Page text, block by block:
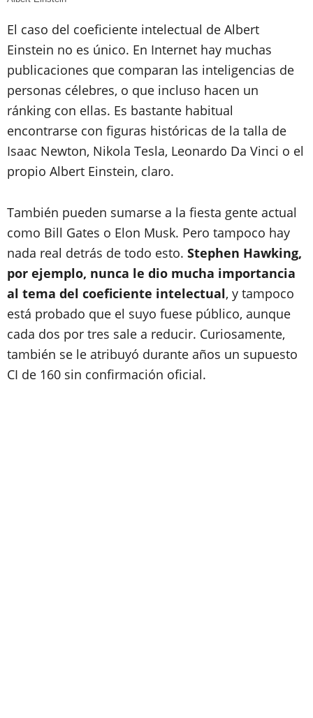
El caso del coeficiente intelectual de Albert
Einstein no es único. En Internet hay muchas
publicaciones que comparan las inteligencias de
personas célebres, o que incluso hacen un
ránking con ellas. Es bastante habitual
encontrarse con figuras históricas de la talla de
Isaac Newton, Nikola Tesla, Leonardo Da Vinci o el
propio Albert Einstein, claro.
También pueden sumarse a la fiesta gente actual
como Bill Gates o Elon Musk. Pero tampoco hay
nada real detrás de todo esto. Stephen Hawking,
por ejemplo, nunca le dio mucha importancia
al tema del coeficiente intelectual, y tampoco
está probado que el suyo fuese público, aunque
cada dos por tres sale a reducir. Curiosamente,
también se le atribuyó durante años un supuesto
CI de 160 sin confirmación oficial.